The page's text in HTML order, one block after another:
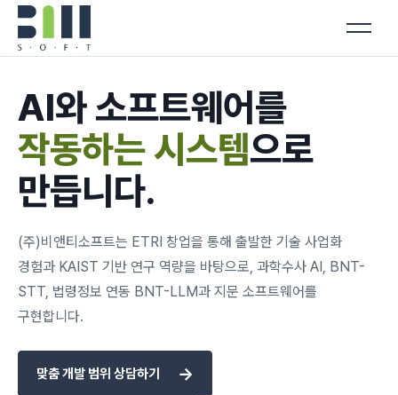
AI와 소프트웨어를
작동하는 시스템으로
만듭니다.
(주)비앤티소프트는 ETRI 창업을 통해 출발한 기술 사업화
경험과 KAIST 기반 연구 역량을 바탕으로, 과학수사 AI, BNT-
STT, 법령정보 연동 BNT-LLM과 지문 소프트웨어를
구현합니다.
맞춤 개발 범위 상담하기 →